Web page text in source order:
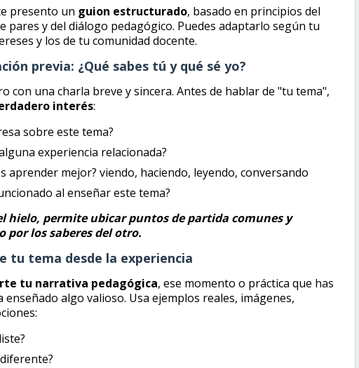
presento un guion estructurado, basado en principios del
pares y del diálogo pedagógico. Puedes adaptarlo según tu
y los de tu comunidad docente.
previa: ¿Qué sabes tú y qué sé yo?
con una charla breve y sincera. Antes de hablar de "tu tema",
interés:
sobre este tema?
experiencia relacionada?
aprender mejor? viendo, haciendo, leyendo, conversando
al enseñar este tema?
hielo, permite ubicar puntos de partida comunes y
por los saberes del otro.
tu tema desde la experiencia
tu narrativa pedagógica, ese momento o práctica que has
enseñado algo valioso. Usa ejemplos reales, imágenes,